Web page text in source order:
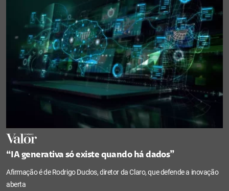
“IA generativa só existe quando há dados”
Afirmação é de Rodrigo Duclos, diretor da Claro, que defende a inovação
aberta